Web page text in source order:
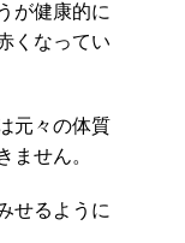
が健康的に
くなってい
元々の体質
ません。
せるように